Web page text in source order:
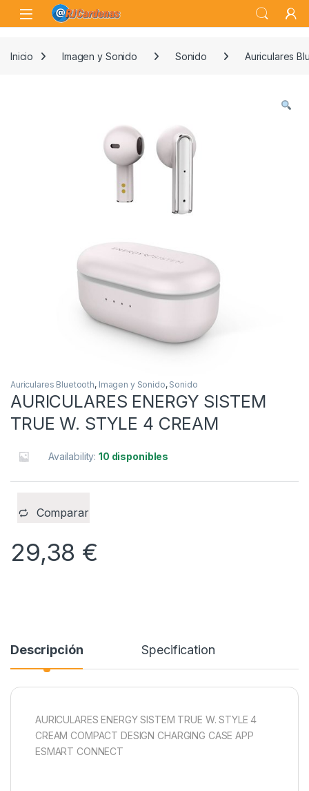
Skip to navigation
Skip to content
Open
Inicio Imagen y Sonido Sonido Auriculares
Auriculares Bluetooth, Imagen y Sonido, Sonido
AURICULARES ENERGY SISTEM
TRUE W. STYLE 4 CREAM
Availability:10 disponibles
Comparar
29,38 €
Descripción Specification
AURICULARES ENERGY SISTEM TRUE W. STYLE 4
CREAM COMPACT DESIGN CHARGING CASE APP
ESMART CONNECT